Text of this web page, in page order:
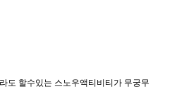
도 할수있는 스노우액티비티가 무궁무